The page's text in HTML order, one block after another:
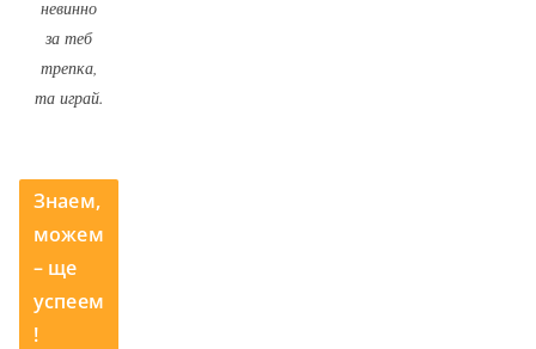
невинно
за теб
трепка,
та играй.
Знаем,
можем
– ще
успеем
!